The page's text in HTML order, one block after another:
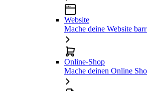
Website
Mache deine Website
Online-Shop
Mache deinen Online